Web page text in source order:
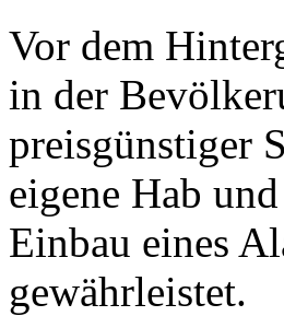
Vor dem
in der
preisgünstiger
eigene Hab
Einbau eines
gewährleistet.